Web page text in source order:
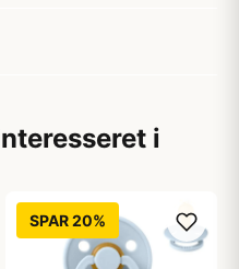
i
SPAR 20%